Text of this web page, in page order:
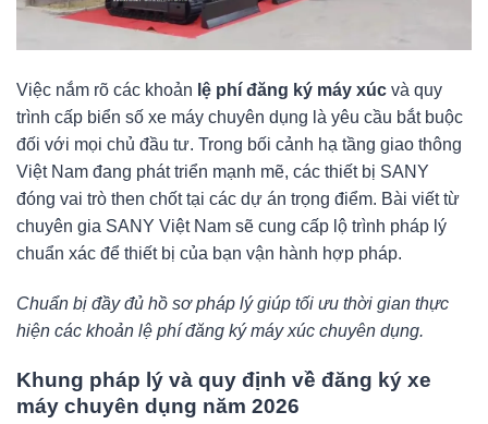
Việc nắm rõ các khoản lệ phí đăng ký máy xúc và quy
trình cấp biển số xe máy chuyên dụng là yêu cầu bắt buộc
đối với mọi chủ đầu tư. Trong bối cảnh hạ tầng giao thông
Việt Nam đang phát triển mạnh mẽ, các thiết bị SANY
đóng vai trò then chốt tại các dự án trọng điểm. Bài viết từ
chuyên gia SANY Việt Nam sẽ cung cấp lộ trình pháp lý
chuẩn xác để thiết bị của bạn vận hành hợp pháp.
Chuẩn bị đầy đủ hồ sơ pháp lý giúp tối ưu thời gian thực
hiện các khoản lệ phí đăng ký máy xúc chuyên dụng.
Khung pháp lý và quy định về đăng ký xe
máy chuyên dụng năm 2026